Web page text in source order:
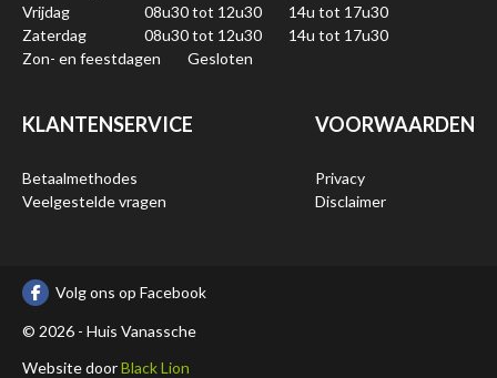
Vrijdag
08u30 tot 12u30
14u tot 17u30
Zaterdag
08u30 tot 12u30
14u tot 17u30
Zon- en feestdagen
Gesloten
KLANTENSERVICE
Betaalmethodes
Veelgestelde vragen
VOORWAARDEN
Privacy
Disclaimer
Volg ons op Facebook
© 2026 - Huis Vanassche
Website doorBlack Lion